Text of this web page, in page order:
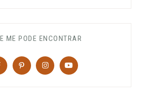
ME PODE ENCONTRAR